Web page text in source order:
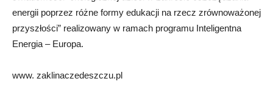
energii poprzez różne formy edukacji na rzecz zrównoważonej
przyszłości” realizowany w ramach programu Inteligentna
Energia – Europa.
www. zaklinaczedeszczu.pl